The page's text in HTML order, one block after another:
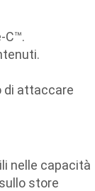
C™.
di attaccare
nelle capacità
store